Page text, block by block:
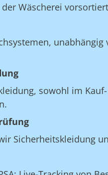
Wäscherei
sowohl im
Sicherheitskleidung